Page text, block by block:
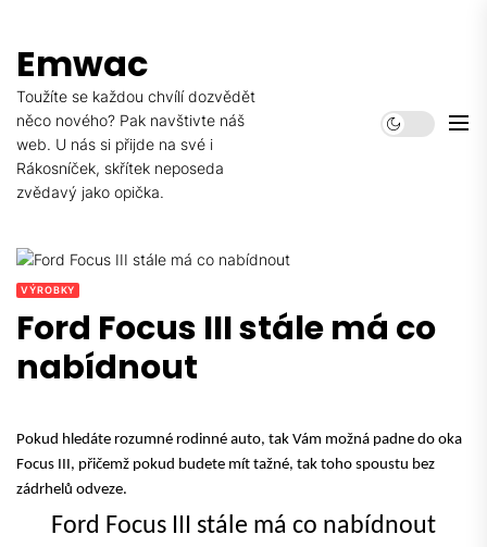
the
content
Emwac
Toužíte se každou chvílí dozvědět
něco nového? Pak navštivte náš
web. U nás si přijde na své i
Rákosníček, skřítek neposeda
zvědavý jako opička.
VÝROBKY
Ford Focus III stále má co
nabídnout
Pokud hledáte rozumné rodinné auto, tak Vám možná padne do oka
Focus III, přičemž pokud budete mít tažné, tak toho spoustu bez
zádrhelů odveze.
Ford Focus III stále má co nabídnout